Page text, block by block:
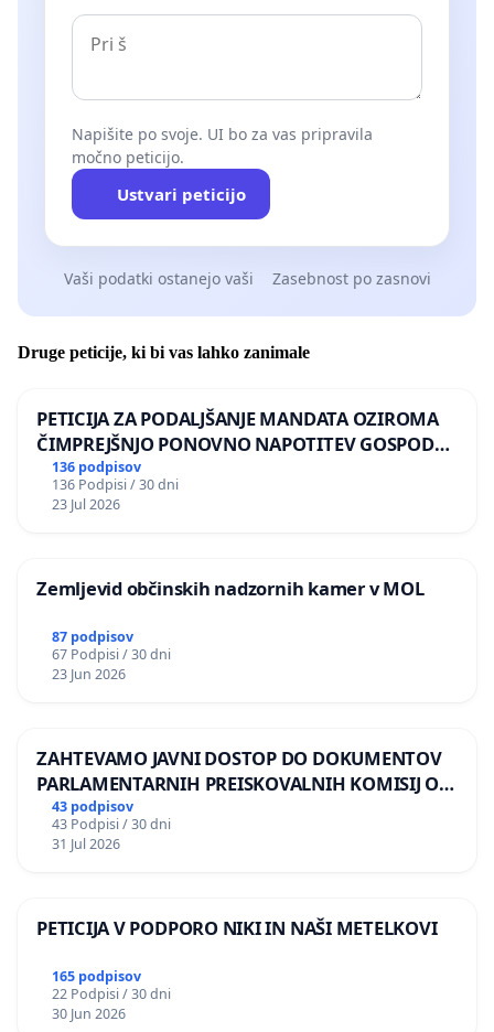
Napišite po svoje. UI bo za vas pripravila
močno peticijo.
Ustvari peticijo
Vaši podatki ostanejo vaši Zasebnost po zasnovi
Druge peticije, ki bi vas lahko zanimale
PETICIJA ZA PODALJŠANJE MANDATA OZIROMA
ČIMPREJŠNJO PONOVNO NAPOTITEV GOSPODA
BERNARDA ŠRAJNERJA NA VELEPOSLANIŠTVO
REPUBLIKE SLOVENIJE V MOSKVI
136 podpisov
136 Podpisi / 30 dni
23 Jul 2026
Zemljevid občinskih nadzornih kamer v MOL
87 podpisov
67 Podpisi / 30 dni
23 Jun 2026
ZAHTEVAMO JAVNI DOSTOP DO DOKUMENTOV
PARLAMENTARNIH PREISKOVALNIH KOMISIJ O
ILEGALNI TRGOVINI Z OROŽJEM
43 podpisov
43 Podpisi / 30 dni
31 Jul 2026
PETICIJA V PODPORO NIKI IN NAŠI METELKOVI
165 podpisov
22 Podpisi / 30 dni
30 Jun 2026